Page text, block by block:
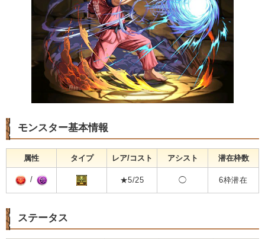
モンスター基本情報
属性 タイプ レア/コスト アシスト 潜在枠数
/ ★5/25 ◯ 6枠潜在
ステータス